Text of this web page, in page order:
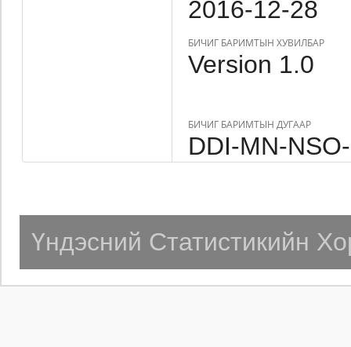
2016-12-28
БИЧИГ БАРИМТЫН ХУВИЛБАР
Version 1.0
БИЧИГ БАРИМТЫН ДУГААР
DDI-MN-
Үндэсний Статистикийн